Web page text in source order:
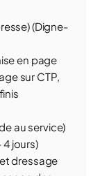
(Digne-
en page
sur CTP,
au service)
jours)
dressage